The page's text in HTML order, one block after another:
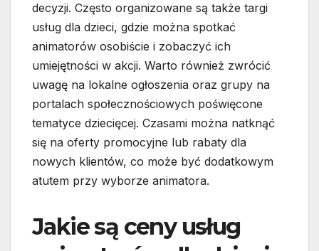
decyzji. Często organizowane są także targi
usług dla dzieci, gdzie można spotkać
animatorów osobiście i zobaczyć ich
umiejętności w akcji. Warto również zwrócić
uwagę na lokalne ogłoszenia oraz grupy na
portalach społecznościowych poświęcone
tematyce dziecięcej. Czasami można natknąć
się na oferty promocyjne lub rabaty dla
nowych klientów, co może być dodatkowym
atutem przy wyborze animatora.
Jakie są ceny usług